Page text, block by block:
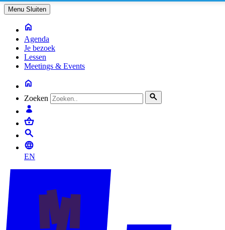
Menu Sluiten
Agenda
Je bezoek
Lessen
Meetings & Events
Zoeken
EN